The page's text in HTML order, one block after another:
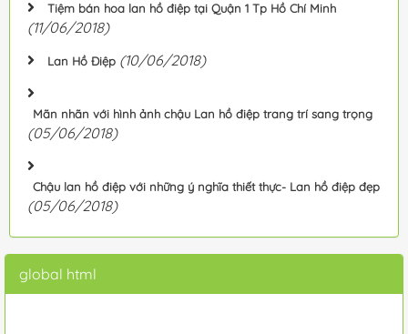
Tiệm bán hoa lan hồ điệp tại Quận 1 Tp Hồ Chí Minh
(11/06/2018)
Lan Hồ Điệp (10/06/2018)
Mãn nhãn với hình ảnh chậu Lan hồ điệp trang trí sang trọng
(05/06/2018)
Chậu lan hồ điệp với những ý nghĩa thiết thực- Lan hồ điệp đẹp
(05/06/2018)
global html